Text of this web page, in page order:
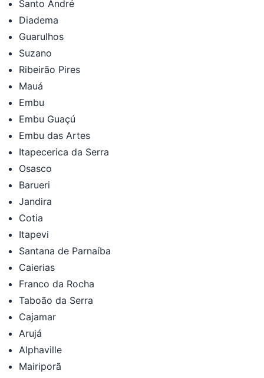
Santo André
Diadema
Guarulhos
Suzano
Ribeirão Pires
Mauá
Embu
Embu Guaçú
Embu das Artes
Itapecerica da Serra
Osasco
Barueri
Jandira
Cotia
Itapevi
Santana de Parnaíba
Caierias
Franco da Rocha
Taboão da Serra
Cajamar
Arujá
Alphaville
Mairiporã